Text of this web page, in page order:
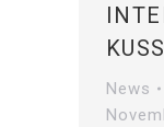
News